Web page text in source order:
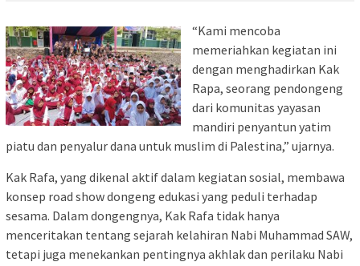
“Kami mencoba
memeriahkan kegiatan ini
dengan menghadirkan Kak
Rapa, seorang pendongeng
dari komunitas yayasan
mandiri penyantun yatim
piatu dan penyalur dana untuk muslim di Palestina,” ujarnya.
Kak Rafa, yang dikenal aktif dalam kegiatan sosial, membawa
konsep road show dongeng edukasi yang peduli terhadap
sesama. Dalam dongengnya, Kak Rafa tidak hanya
menceritakan tentang sejarah kelahiran Nabi Muhammad SAW,
tetapi juga menekankan pentingnya akhlak dan perilaku Nabi